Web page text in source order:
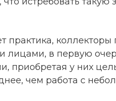
практика,
лицами, в первую
приобретая у них
чем работа с